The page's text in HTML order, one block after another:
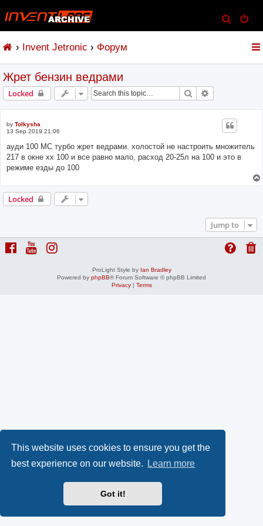
This website uses cookies to ensure you get the
best experience on our website.
Learn more
Got it!
e
Invent Jetronic Форум
Жрет бензин ведрами
Locked Search
by Tolkysha
13 Sep 2019 21:06
ауди 100 МС турбо жрет ведрами. холостой не настроить множитель
217 в окне хх 100 и все равно мало, расход 20-25л на 100 и это в
режиме езды до 100
Locked
Jump to
ProLight Style by Ian Bradley
Powered by phpBB® Forum Software © phpBB Limited
Privacy| Terms